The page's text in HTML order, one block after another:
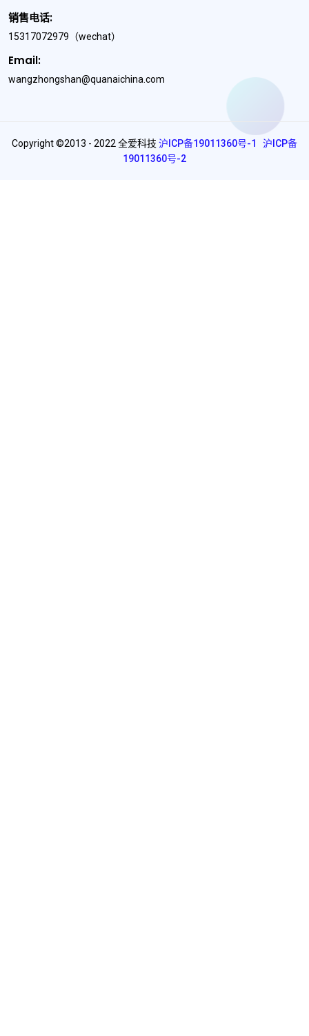
销售电话:
15317072979 （wechat）
Email:
wangzhongshan@quanaichina.com
Copyright ©2013 - 2022 全爱科技 沪ICP备19011360号-1
沪ICP备
19011360号-2